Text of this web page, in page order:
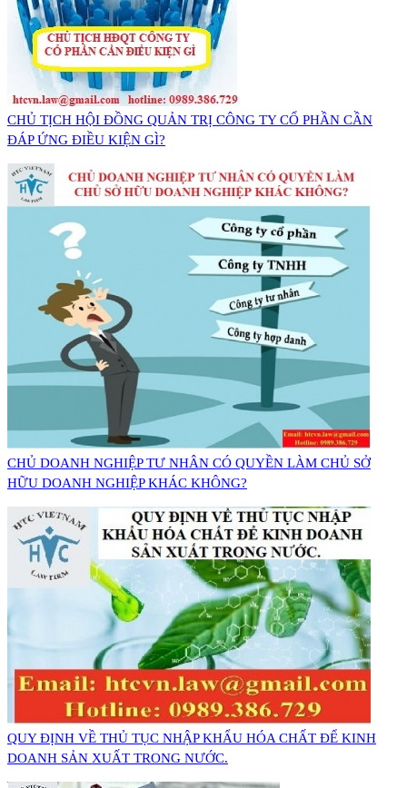
CHỦ TỊCH HỘI ĐỒNG QUẢN TRỊ CÔNG TY CỔ PHẦN CẦN
ĐÁP ỨNG ĐIỀU KIỆN GÌ?
CHỦ DOANH NGHIỆP TƯ NHÂN CÓ QUYỀN LÀM CHỦ SỞ
HỮU DOANH NGHIỆP KHÁC KHÔNG?
QUY ĐỊNH VỀ THỦ TỤC NHẬP KHẨU HÓA CHẤT ĐỂ KINH
DOANH SẢN XUẤT TRONG NƯỚC.